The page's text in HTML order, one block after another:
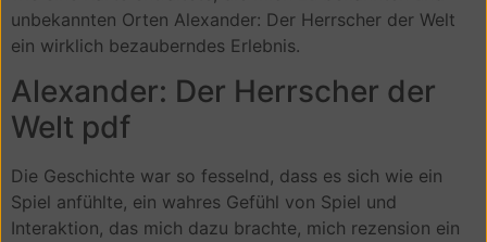
unbekannten Orten Alexander: Der Herrscher der Welt
ein wirklich bezauberndes Erlebnis.
Alexander: Der Herrscher der
Welt pdf
Die Geschichte war so fesselnd, dass es sich wie ein
Spiel anfühlte, ein wahres Gefühl von Spiel und
Interaktion, das mich dazu brachte, mich rezension ein